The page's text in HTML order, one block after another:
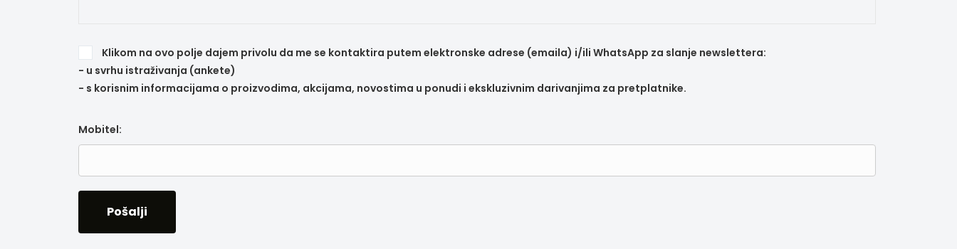
Klikom na ovo polje dajem privolu da me se kontaktira putem elektronske adrese (emaila) i/ili WhatsApp za slanje newslettera:
- u svrhu istraživanja (ankete)
- s korisnim informacijama o proizvodima, akcijama, novostima u ponudi i ekskluzivnim darivanjima za pretplatnike.
Mobitel: